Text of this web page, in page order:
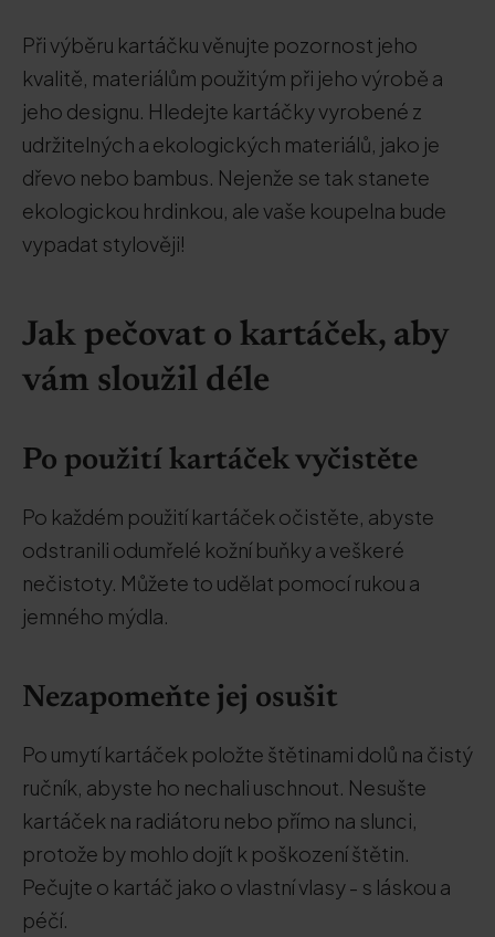
Při výběru kartáčku věnujte pozornost jeho
kvalitě, materiálům použitým při jeho výrobě a
jeho designu. Hledejte kartáčky vyrobené z
udržitelných a ekologických materiálů, jako je
dřevo nebo bambus. Nejenže se tak stanete
ekologickou hrdinkou, ale vaše koupelna bude
vypadat stylověji!
Jak pečovat o kartáček, aby
vám sloužil déle
Po použití kartáček vyčistěte
Po každém použití kartáček očistěte, abyste
odstranili odumřelé kožní buňky a veškeré
nečistoty. Můžete to udělat pomocí rukou a
jemného mýdla.
Nezapomeňte jej osušit
Po umytí kartáček položte štětinami dolů na čistý
ručník, abyste ho nechali uschnout. Nesušte
kartáček na radiátoru nebo přímo na slunci,
protože by mohlo dojít k poškození štětin.
Pečujte o kartáč jako o vlastní vlasy - s láskou a
péčí.